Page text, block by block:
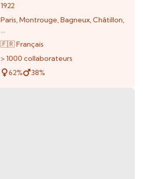
1922
Paris,Montrouge,Bagneux,Châtillon,
...
🇫🇷Français
> 1000 collaborateurs
62% 38%